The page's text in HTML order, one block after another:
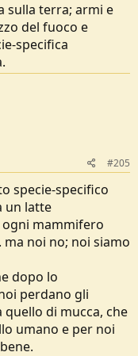
sulla terra; armi e
del fuoco e
specifica
#205
specie-specifico
un latte
mammifero
noi no; noi siamo
dopo lo
perdano gli
di mucca, che
umano e per noi